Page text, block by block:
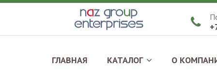

ГЛАВНАЯ КАТАЛОГ О